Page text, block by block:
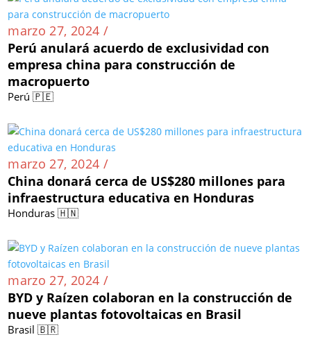
marzo 27, 2024 /
Perú anulará acuerdo de exclusividad con
empresa china para construcción de
macropuerto
Perú 🇵🇪
marzo 27, 2024 /
China donará cerca de US$280 millones para
infraestructura educativa en Honduras
Honduras 🇭🇳
marzo 27, 2024 /
BYD y Raízen colaboran en la construcción de
nueve plantas fotovoltaicas en Brasil
Brasil 🇧🇷